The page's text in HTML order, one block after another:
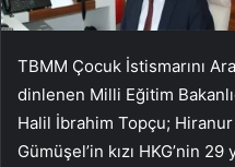
TBMM Çocuk İstismarını
dinlenen Milli Eğitim
Halil İbrahim Topçu; Hiranur
Gümüşel’in kızı HKG’nin